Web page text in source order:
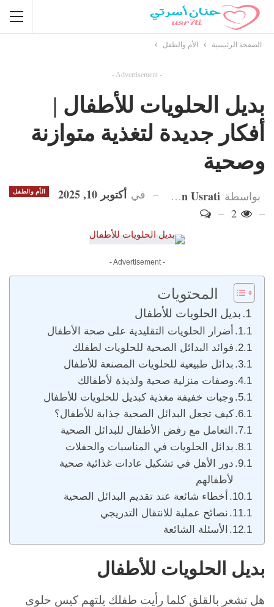
الصفحة الرئيسية الأم والطفل
- Advertisement -
بديل الحلويات للأطفال |
أفكار جديدة لتغذية متوازنة
وصحية
الأم والطفل بواسطة Hanan Usrati في أكتوبر 10, 2025
- Advertisement -
المحتويات
بديل الحلويات للأطفال
أضرار الحلويات التقليدية على صحة الأطفال
فوائد البدائل الصحية للحلويات لطفلك
بدائل طبيعية للحلويات المصنعة للأطفال
وصفات منزلية صحية ولذيذة لأطفالك
وجبات خفيفة مغذية كبديل للحلويات للأطفال
كيف تجعل البدائل الصحية جذابة للأطفال؟
التعامل مع رفض الأطفال للبدائل الصحية
بدائل الحلويات في المناسبات والحفلات
دور الأهل في تشكيل عادات غذائية صحية
لأطفالهم
أخطاء شائعة عند تقديم البدائل الصحية
نصائح عملية للانتقال التدريجي
الأسئلة الشائعة
بديل الحلويات للأطفال
هل تشعر بالقلق كلما رأيت طفلك يلتهم كيس حلوى